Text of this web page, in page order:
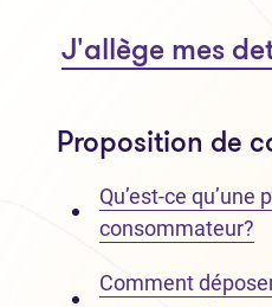
J'allège mes
Proposition de
Qu’est-ce qu’une
consommateur?
Comment